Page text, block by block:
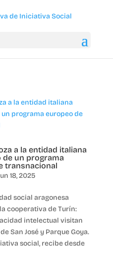
a la entidad italiana
de un programa
transnacional
18, 2025
social aragonesa
cooperativa de Turín:
intelectual visitan
San José y Parque Goya.
social, recibe desde